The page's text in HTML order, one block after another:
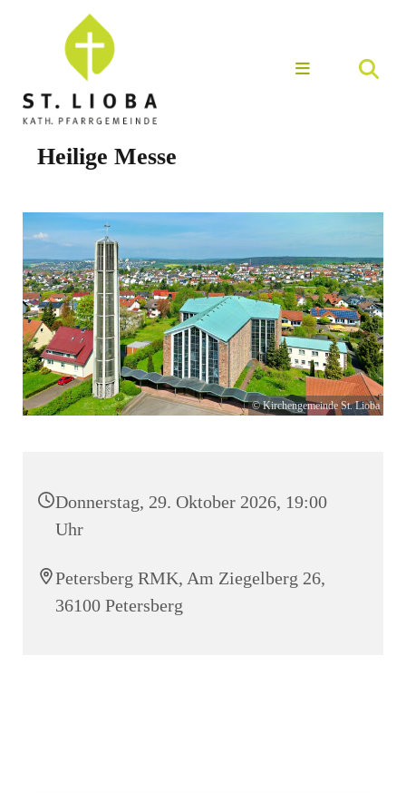
Heilige Messe
© Kirchengemeinde St. Lioba
Donnerstag, 29. Oktober 2026, 19:00
Uhr
Petersberg RMK, Am Ziegelberg 26,
36100 Petersberg